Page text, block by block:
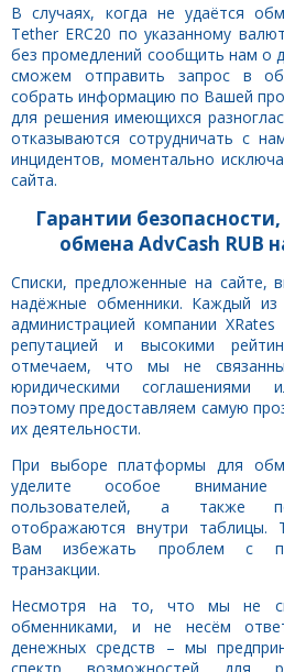
В случаях, когда не удаётся
Tether ERC20 по указанному
без промедлений сообщить нам о
сможем отправить запрос в
собрать информацию по Вашей
для решения имеющихся
отказываются сотрудничать с
инцидентов, моментально
сайта.
Гарантии
обмена AdvCash RUB
Списки, предложенные на сайте,
надёжные обменники. Каждый из
администрацией компании
репутацией и высокими
отмечаем, что мы не
юридическими соглашениями
поэтому предоставляем самую
их деятельности.
При выборе платформы для
уделите особое
пользователей, а также
отображаются внутри таблицы.
Вам избежать проблем с
транзакции.
Несмотря на то, что мы не
обменниками, и не несём
денежных средств – мы